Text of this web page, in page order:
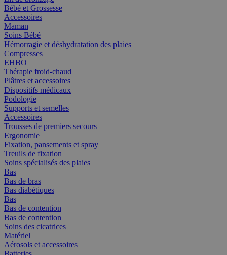
Bébé et Grossesse
Accessoires
Maman
Soins Bébé
Hémorragie et déshydratation des plaies
Compresses
EHBO
Thérapie froid-chaud
Plâtres et accessoires
Dispositifs médicaux
Podologie
Supports et semelles
Accessoires
Trousses de premiers secours
Ergonomie
Fixation, pansements et spray
Treuils de fixation
Soins spécialisés des plaies
Bas
Bas de bras
Bas diabétiques
Bas
Bas de contention
Bas de contention
Soins des cicatrices
Matériel
Aérosols et accessoires